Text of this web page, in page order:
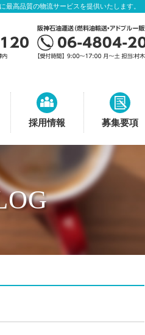
高品質の物流サービスを提供いたします。
採用情報 募集要項